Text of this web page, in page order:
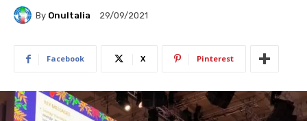
By OnuItalia 29/09/2021
Facebook X Pinterest